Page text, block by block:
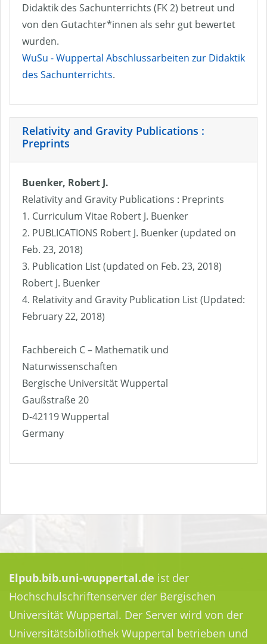
Didaktik des Sachunterrichts (FK 2) betreut und
von den Gutachter*innen als sehr gut bewertet
wurden.
WuSu - Wuppertal Abschlussarbeiten zur Didaktik
des Sachunterrichts.
Relativity and Gravity Publications :
Preprints
Buenker, Robert J.
Relativity and Gravity Publications : Preprints
1. Curriculum Vitae Robert J. Buenker
2. PUBLICATIONS Robert J. Buenker (updated on
Feb. 23, 2018)
3. Publication List (updated on Feb. 23, 2018)
Robert J. Buenker
4. Relativity and Gravity Publication List (Updated:
February 22, 2018)
Fachbereich C – Mathematik und
Naturwissenschaften
Bergische Universität Wuppertal
Gaußstraße 20
D-42119 Wuppertal
Germany
Elpub.bib.uni-wuppertal.de ist der
Hochschulschriftenserver der Bergischen
Universität Wuppertal. Der Server wird von der
Universitätsbibliothek Wuppertal betrieben und